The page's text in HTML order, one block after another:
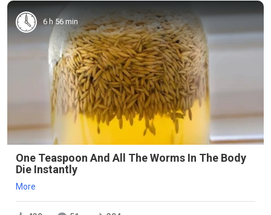
6 h 56 min
One Teaspoon And All The Worms In The Body
Die Instantly
More